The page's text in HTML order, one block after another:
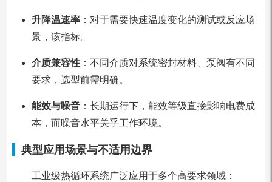
升降温速率：对于需要快速温度变化的测试或反应场
景，该指标。
介质兼容性：不同介质对系统密封材料、泵阀有不同
要求，选型前需明确。
能效与噪音：长期运行下，能效等级直接影响电费成
本，而噪音水平关乎工作环境。
典型应用场景与不适用边界
工业级热循环系统广泛应用于多个高要求领域：